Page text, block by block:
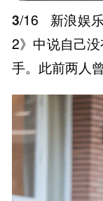
3/16
新浪娱
2》中说自己
手。此前两人